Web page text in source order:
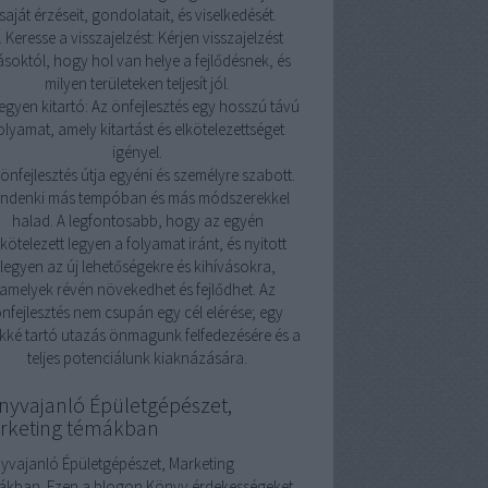
saját érzéseit, gondolatait, és viselkedését.
Keresse a visszajelzést: Kérjen visszajelzést
hogy hol van helye a fejlődésnek, és
milyen területeken teljesít jól.
kitartó: Az önfejlesztés egy hosszú távú
amely kitartást és elkötelezettséget
igényel.
útja egyéni és személyre szabott.
más tempóban és más módszerekkel
halad. A legfontosabb, hogy az egyén
legyen a folyamat iránt, és nyitott
legyen az új lehetőségekre és kihívásokra,
amelyek révén növekedhet és fejlődhet. Az
nem csupán egy cél elérése; egy
tartó utazás önmagunk felfedezésére és a
teljes potenciálunk kiaknázására.
Épületgépészet,
témákban
Épületgépészet, Marketing